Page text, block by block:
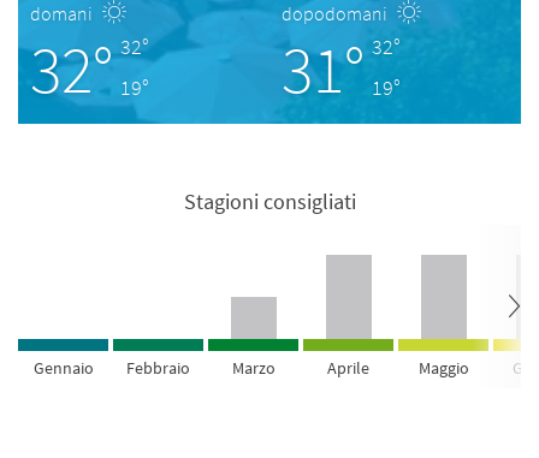
domani
32° 32°
19°
dopodomani
31° 32°
19°
Stagioni consigliati
Gennaio Febbraio Marzo Aprile Maggio